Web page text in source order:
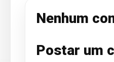
Nenhum
Postar um